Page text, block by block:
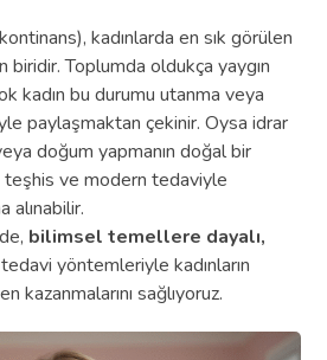
kadınlarda en sık görülen
biridir. Toplumda oldukça yaygın
kadın bu durumu utanma veya
paylaşmaktan çekinir. Oysa idrar
doğum yapmanın doğal bir
teşhis ve modern tedaviyle
alınabilir.
bilimsel temellere dayalı,
tedavi yöntemleriyle kadınların
kazanmalarını sağlıyoruz.